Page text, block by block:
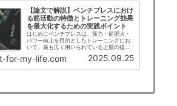
【論文で解説】ベンチプレスにおけ
る筋活動の特徴とトレーニング効果
を最大化するための実践ポイント
はじめにベンチプレスは、筋力・筋肥大・
パワー向上を目的としたトレーニングにお
いて、最も広く用いられている上肢の複合
的な高負荷運動です。特に大胸筋、上腕三
頭筋、三角筋前部などの主要筋群を効率的
for-my-life.com 2025.09.25